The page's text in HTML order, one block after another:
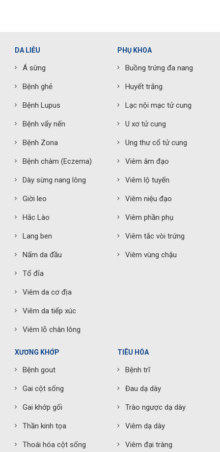
DA LIỄU
Á sừng
Bệnh ghẻ
Bệnh Lupus
Bệnh vẩy nến
Bệnh Zona
Bệnh chàm (Eczema)
Dày sừng nang lông
Giời leo
Hắc Lào
Lang ben
Nấm da đầu
Tổ đỉa
Viêm da cơ địa
Viêm da tiếp xúc
Viêm lỗ chân lông
PHỤ KHOA
Buồng trứng đa nang
Huyết trắng
Lạc nội mạc tử cung
U xơ tử cung
Ung thư cổ tử cung
Viêm âm đạo
Viêm lộ tuyến
Viêm niệu đạo
Viêm phần phụ
Viêm tắc vòi trứng
Viêm vùng chậu
XƯƠNG KHỚP
Bệnh gout
Gai cột sống
Gai khớp gối
Thần kinh tọa
Thoái hóa cột sống
TIÊU HÓA
Bệnh trĩ
Đau dạ dày
Trào ngược dạ dày
Viêm dạ dày
Viêm đại tràng